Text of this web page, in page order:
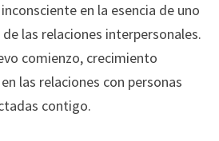
en la esencia de uno
las relaciones interpersonales.
comienzo, crecimiento
las relaciones con personas
contigo.